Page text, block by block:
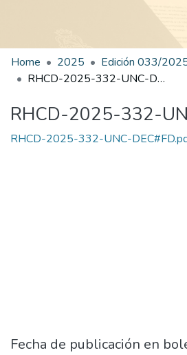
Home 2025
RHCD-2025-332-UNC-DEC#FD
RHCD-2025-332-
RHCD-2025-332-UNC-
Fecha de publicación en